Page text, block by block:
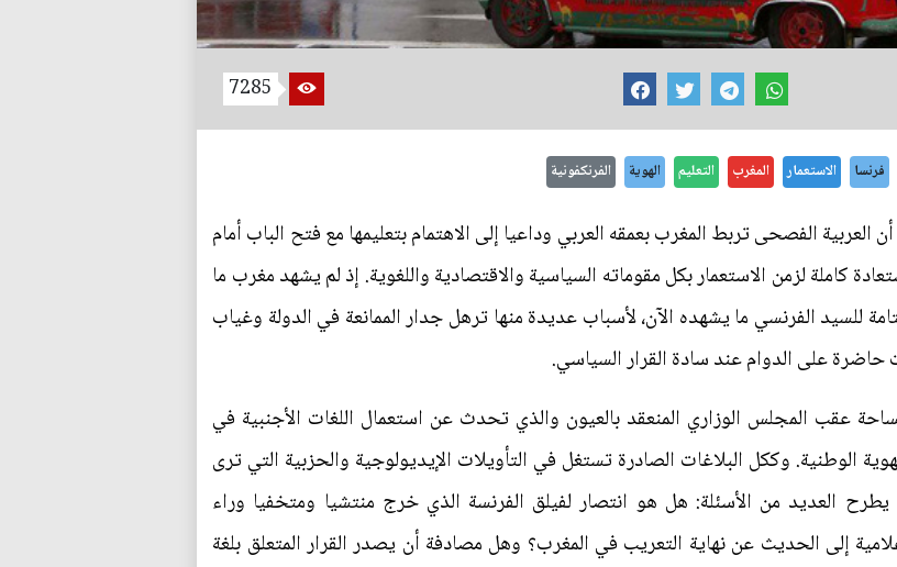
7285
فرنسا الاستعمار المغرب التعليم الهوية الفرنكفونية
الفصحى تربط المغرب بعمقه العربي وداعيا إلى الاهتمام بتعليمها مع فتح الباب أمام
كاملة لزمن الاستعمار بكل مقوماته السياسية والاقتصادية واللغوية. إذ لم يشهد مغرب ما
التامة للسيد الفرنسي ما يشهده الآن، لأسباب عديدة منها ترهل جدار الممانعة في الدولة وغياب
حاضرة على الدوام عند سادة القرار السياسي.
عقب المجلس الوزاري المنعقد بالعيون والذي تحدث عن استعمال اللغات الأجنبية في
الوطنية. وككل البلاغات الصادرة تستغل في التأويلات الإيديولوجية والحزبية التي ترى
العديد من الأسئلة: هل هو انتصار لفيلق الفرنسة الذي خرج منتشيا ومتخفيا وراء
إلى الحديث عن نهاية التعريب في المغرب؟ وهل مصادفة أن يصدر القرار المتعلق بلغة